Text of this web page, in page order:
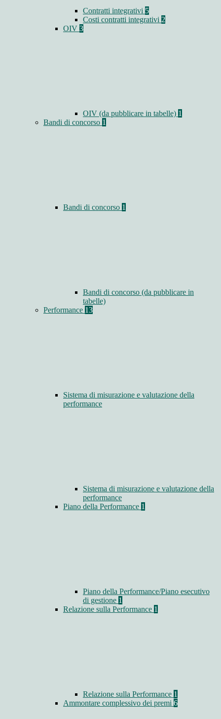
Contratti integrativi 5
Costi contratti integrativi 2
OIV 3
OIV (da pubblicare in tabelle) 1
Bandi di concorso 1
Bandi di concorso 1
Bandi di concorso (da pubblicare in
tabelle)
Performance 13
Sistema di misurazione e valutazione della
performance
Sistema di misurazione e valutazione della
performance
Piano della Performance 1
Piano della Performance/Piano esecutivo
di gestione 1
Relazione sulla Performance 1
Relazione sulla Performance 1
Ammontare complessivo dei premi 6